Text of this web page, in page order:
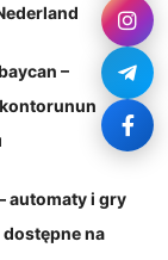
–
automaty i gry
na